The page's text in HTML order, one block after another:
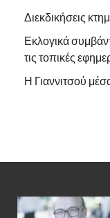
Διεκδικήσεις
Εκλογικά
τις τοπικές
Η Γιαννιτσού